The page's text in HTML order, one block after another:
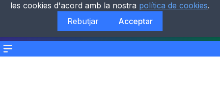
Menu
les cookies d'acord amb la nostra política de cookies.
Rebutjar
Acceptar